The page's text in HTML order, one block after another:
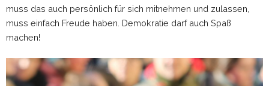
muss das auch persönlich für sich mitnehmen und zulassen,
muss einfach Freude haben. Demokratie darf auch Spaß
machen!